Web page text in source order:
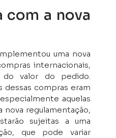
com a nova
uma nova
internacionais,
do valor do pedido.
compras eram
aquelas
nova regulamentação,
sujeitas a uma
que pode variar